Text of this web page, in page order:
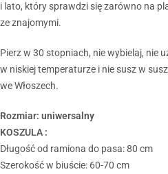
i lato, który sprawdzi się zarówno na
ze znajomymi.
Pierz w 30 stopniach, nie wybielaj, nie
w niskiej temperaturze i nie susz w
we Włoszech.
Rozmiar: uniwersalny
KOSZULA :
Długość od ramiona do pasa: 80 cm
Szerokość w biuście: 60-70 cm